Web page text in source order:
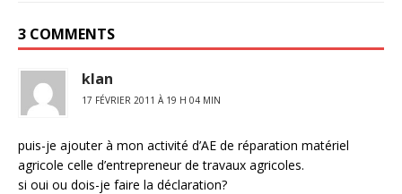
3 COMMENTS
klan
17 FÉVRIER 2011 À 19 H 04 MIN
puis-je ajouter à mon activité d’AE de réparation matériel
agricole celle d’entrepreneur de travaux agricoles.
si oui ou dois-je faire la déclaration?